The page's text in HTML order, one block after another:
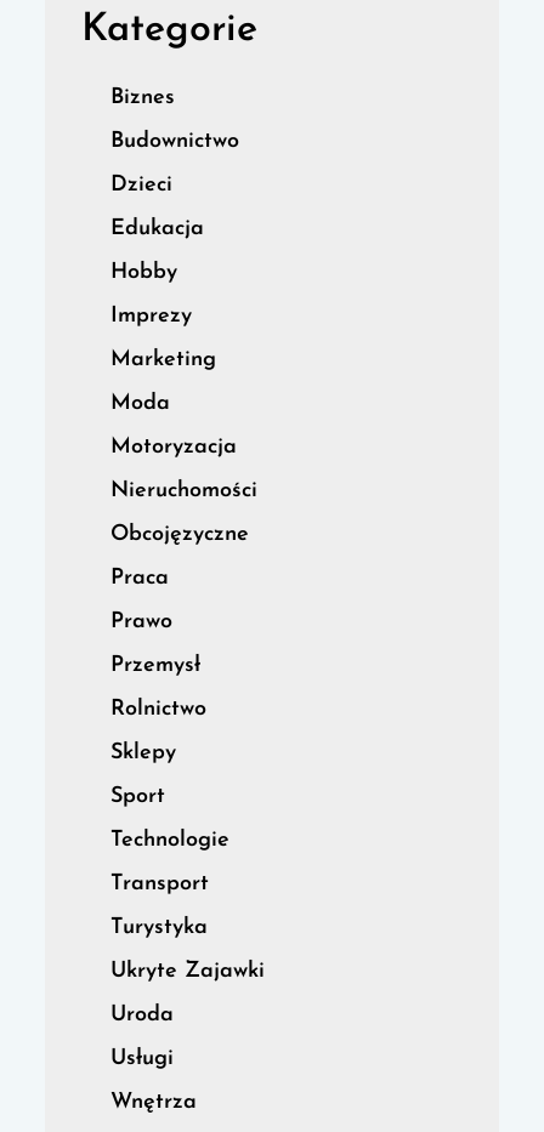
Kategorie
Biznes
Budownictwo
Dzieci
Edukacja
Hobby
Imprezy
Marketing
Moda
Motoryzacja
Nieruchomości
Obcojęzyczne
Praca
Prawo
Przemysł
Rolnictwo
Sklepy
Sport
Technologie
Transport
Turystyka
Ukryte Zajawki
Uroda
Usługi
Wnętrza